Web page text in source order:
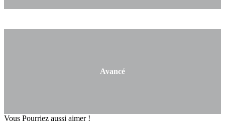
Avancé
Vous Pourriez aussi aimer !